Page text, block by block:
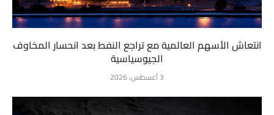
انتعاش الأسهم العالمية مع تراجع النفط بعد انحسار المخاوف
الجيوسياسية
3 أغسطس، 2026